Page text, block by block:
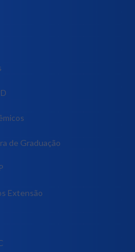
de Graduação
Extensão